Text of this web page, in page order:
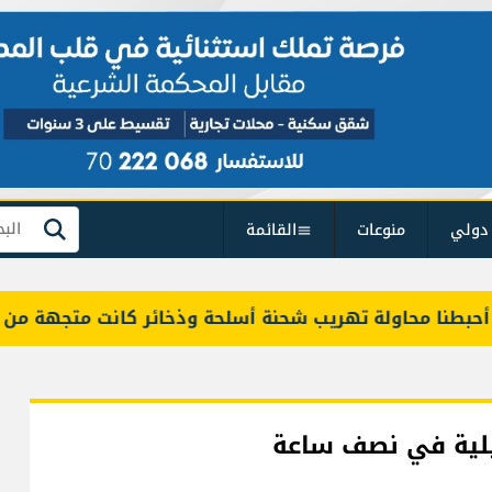
منوعات القائمة بحث
تهريب شحنة أسلحة وذخائر كانت متجهة من